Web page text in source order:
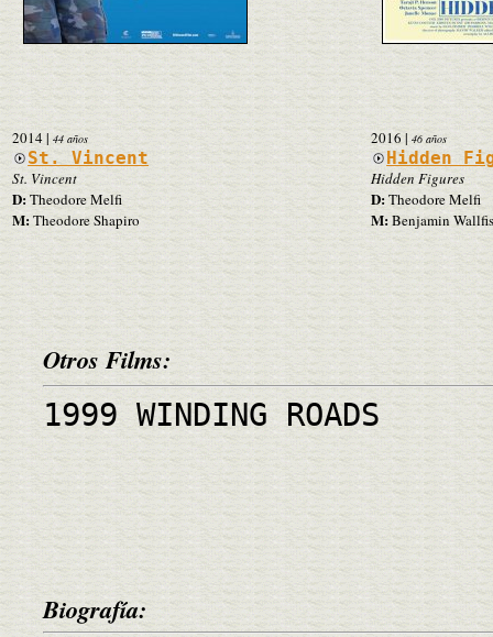
2014| 44 años
St. Vincent
St. Vincent
D:Theodore Melfi
M:Theodore Shapiro
2016 | 46 años
Hidden
Hidden Figures
D:Theodore Melfi
M:Benjamin
Otros Films:
1999 WINDING ROADS
Biografía: